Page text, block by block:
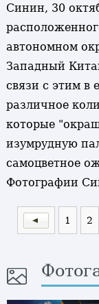
Синин, 30
автономном
Западный
связи с этим в
различное
которые
изумрудную
самоцветное
Фотографии
1 2